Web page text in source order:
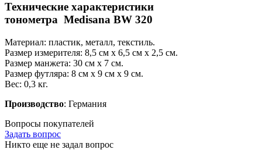
Технические характеристики
тонометра Medisana BW 320
Материал: пластик, металл, текстиль.
Размер измерителя: 8,5 см х 6,5 см х 2,5 см.
Размер манжета: 30 см х 7 см.
Размер футляра: 8 см х 9 см х 9 см.
Вес: 0,3 кг.
Производство: Германия
Вопросы покупателей
Задать вопрос
Никто еще не задал вопрос